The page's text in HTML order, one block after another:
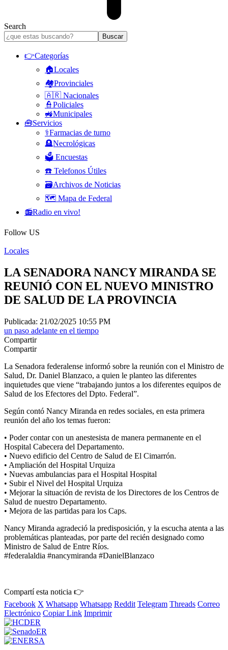
Search
👉Categorías
🏠Locales
🏘️Provinciales
🇦🇷 Nacionales
👮Policiales
🚜Municipales
🧰Servicios
⚕️Farmacias de turno
🪦Necrológicas
🗳️ Encuestas
☎️ Telefonos Útiles
🗃️Archivos de Noticias
🗺️ Mapa de Federal
📻Radio en vivo!
Follow US
Locales
LA SENADORA NANCY MIRANDA SE
REUNIÓ CON EL NUEVO MINISTRO
DE SALUD DE LA PROVINCIA
Publicada: 21/02/2025 10:55 PM
un paso adelante en el tiempo
Compartir
Compartir
La Senadora federalense informó sobre la reunión con el Ministro de
Salud, Dr. Daniel Blanzaco, a quien le planteo las diferentes
inquietudes que viene “trabajando juntos a los diferentes equipos de
Salud de los Efectores del Dpto. Federal”.
Según contó Nancy Miranda en redes sociales, en esta primera
reunión del año los temas fueron:
• Poder contar con un anestesista de manera permanente en el
Hospital Cabecera del Departamento.
• Nuevo edificio del Centro de Salud de El Cimarrón.
• Ampliación del Hospital Urquiza
• Nuevas ambulancias para el Hospital Hospital
• Subir el Nivel del Hospital Urquiza
• Mejorar la situación de revista de los Directores de los Centros de
Salud de nuestro Departamento.
• Mejora de las partidas para los Caps.
Nancy Miranda agradeció la predisposición, y la escucha atenta a las
problemáticas planteadas, por parte del recién designado como
Ministro de Salud de Entre Ríos.
#federalaldia #nancymiranda #DanielBlanzaco
Compartí esta noticia 👉
Facebook X Whatsapp Whatsapp Reddit Telegram Threads Correo
Electrónico Copiar Link Imprimir